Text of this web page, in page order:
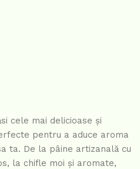
cele mai delicioase și
pentru a aduce aroma
ta. De la pâine artizanală cu
la chifle moi și aromate,